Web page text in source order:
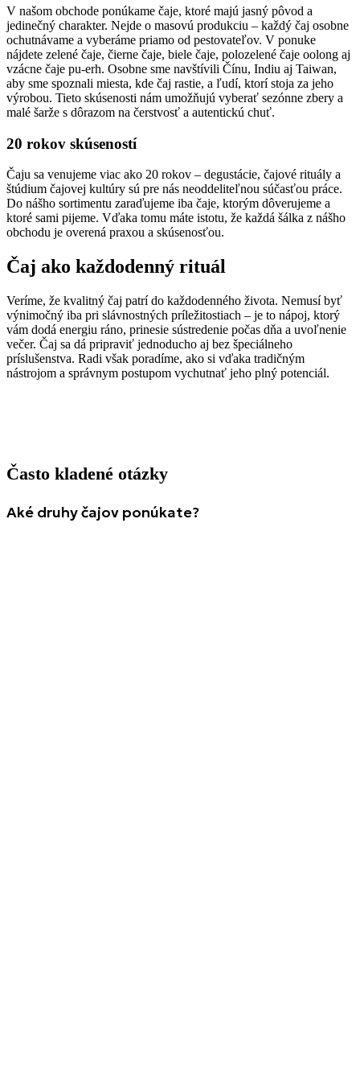
si
môžete
vybrať
na
stránke
produktu.
V našom obchode ponúkame čaje, ktoré majú jasný pôvod a
jedinečný charakter. Nejde o masovú produkciu – každý čaj osobne
ochutnávame a vyberáme priamo od pestovateľov. V ponuke
nájdete zelené čaje, čierne čaje, biele čaje, polozelené čaje oolong aj
vzácne čaje pu-erh. Osobne sme navštívili Čínu, Indiu aj Taiwan,
aby sme spoznali miesta, kde čaj rastie, a ľudí, ktorí stoja za jeho
výrobou. Tieto skúsenosti nám umožňujú vyberať sezónne zbery a
malé šarže s dôrazom na čerstvosť a autentickú chuť.
20 rokov skúseností
Čaju sa venujeme viac ako 20 rokov – degustácie, čajové rituály a
štúdium čajovej kultúry sú pre nás neoddeliteľnou súčasťou práce.
Do nášho sortimentu zaraďujeme iba čaje, ktorým dôverujeme a
ktoré sami pijeme. Vďaka tomu máte istotu, že každá šálka z nášho
obchodu je overená praxou a skúsenosťou.
Čaj ako každodenný rituál
Veríme, že kvalitný čaj patrí do každodenného života. Nemusí byť
výnimočný iba pri slávnostných príležitostiach – je to nápoj, ktorý
vám dodá energiu ráno, prinesie sústredenie počas dňa a uvoľnenie
večer. Čaj sa dá pripraviť jednoducho aj bez špeciálneho
príslušenstva. Radi však poradíme, ako si vďaka tradičným
nástrojom a správnym postupom vychutnať jeho plný potenciál.
Často kladené otázky
Aké druhy čajov ponúkate?